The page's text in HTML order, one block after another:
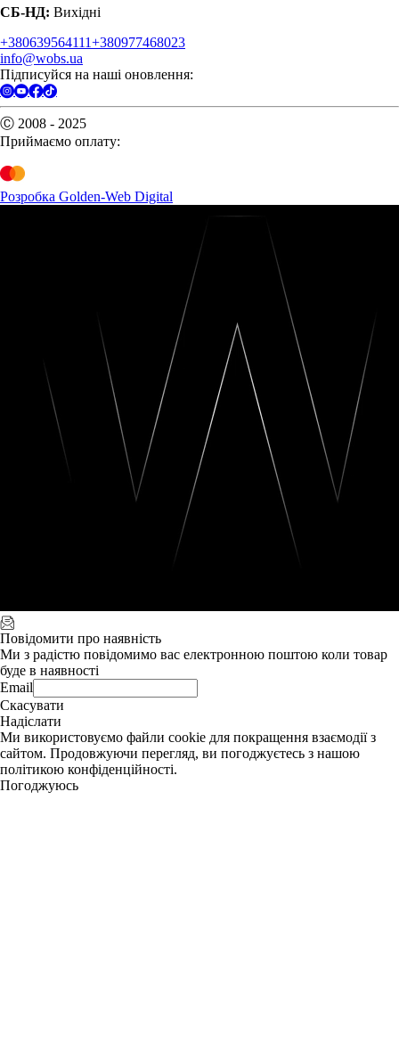
СБ-НД: Вихідні
+380639564111+380977468023
info@wobs.ua
Підписуйся на наші оновлення:
Ⓒ 2008 - 2025
Приймаємо оплату:
Розробка Golden-Web Digital
Повідомити про наявність
Ми з радістю повідомимо вас електронною поштою коли товар
буде в наявності
Email
Скасувати
Надіслати
Ми використовуємо файли cookie для покращення взаємодії з
сайтом. Продовжуючи перегляд, ви погоджуєтесь з нашою
політикою конфіденційності.
Погоджуюсь